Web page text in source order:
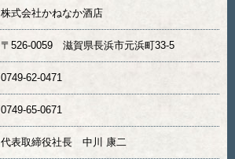
株式会社かねなか酒店
〒526-0059 滋賀県長浜市元浜町33-5
0749-62-0471
0749-65-0671
代表取締役社長 中川 康二